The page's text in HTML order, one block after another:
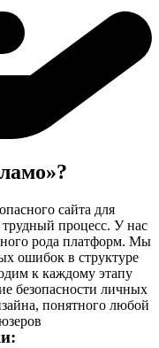
сайта для
процесс. У нас
рода платформ. Мы
ошибок в структуре
к каждому этапу
безопасности личных
понятного любой